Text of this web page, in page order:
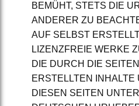
BEMÜHT, STETS DIE
ANDERER ZU
AUF SELBST
LIZENZFREIE WERKE
DIE DURCH DIE
ERSTELLTEN INHALTE
DIESEN SEITEN